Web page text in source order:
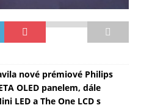
nové prémiové Philips
OLED panelem, dále
LED a The One LCD s